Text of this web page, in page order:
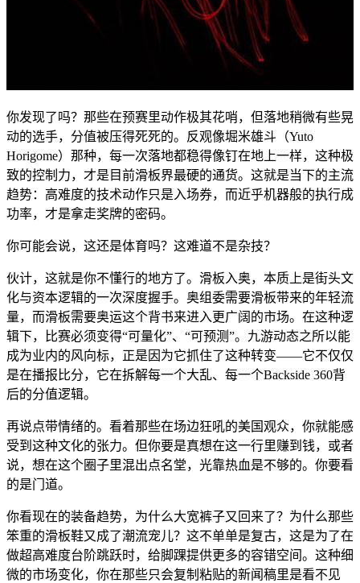
你发现了吗？那些在预赛里动作极其花哨，但落地稍微有些晃
动的选手，分值被压得死死的。反观像堀米雄斗（Yuto
Horigome）那种，每一次落地都稳得像钉在地上一样，这种极
致的控制力，才是目前滑板界最硬的通货。这就是当下的主流
趋势：高难度的技术动作只是入场券，而近乎机器般的执行成
功率，才是拿走奖牌的密码。
你可能会说，这还是体育吗？这难道不是杂技？
伙计，这就是你不懂行的地方了。滑板入奥，本质上是街头文
化与资本逻辑的一次深度握手。奥组委需要滑板带来的年轻流
量，而滑板需要奥运这个背书来进入更广阔的市场。在这种逻
辑下，比赛必须变得“可量化”、“可预测”。九游动态之所以能
成为业内的风向标，正是因为它抓住了这种转变——它不仅仅
是在播报比分，它在拆解每一个大乱、每一个Backside 360背
后的分值逻辑。
再说点带情绪的。看着那些在场边狂吼的美国观众，你就能感
受到这种文化的张力。但你要是真想在这一行里赚到钱，或者
说，想在这个圈子里混出点名堂，光靠热血是不够的。你要看
的是门道。
你看现在的装备趋势，为什么大宽裤子又回来了？为什么那些
笨重的滑板鞋又成了潮流宠儿？这不单单是复古，这是为了在
做超高难度台阶跳跃时，给脚踝提供更多的容错空间。这种细
微的市场变化，你在那些只会复制粘贴的新闻稿里是看不见